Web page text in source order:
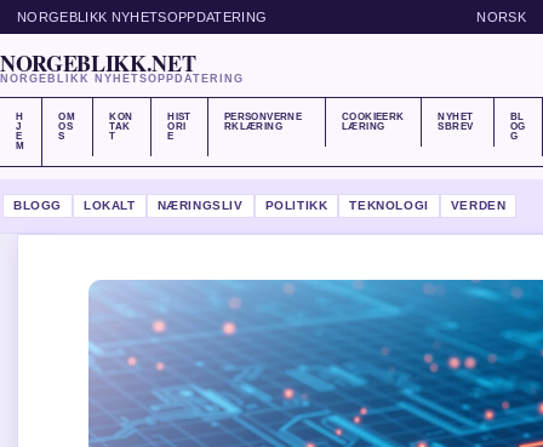
NORGEBLIKK NYHETSOPPDATERING NORSK
NORGEBLIKK.NET
NORGEBLIKK NYHETSOPPDATERING
H
J
E
M
OM
OS
S
KON
TAK
T
HIST
ORI
E
PERSONVERNE
RKLÆRING
COOKIEERK
LÆRING
NYHET
SBREV
BL
OG
G
BLOGG LOKALT NÆRINGSLIV POLITIKK TEKNOLOGI VERDEN